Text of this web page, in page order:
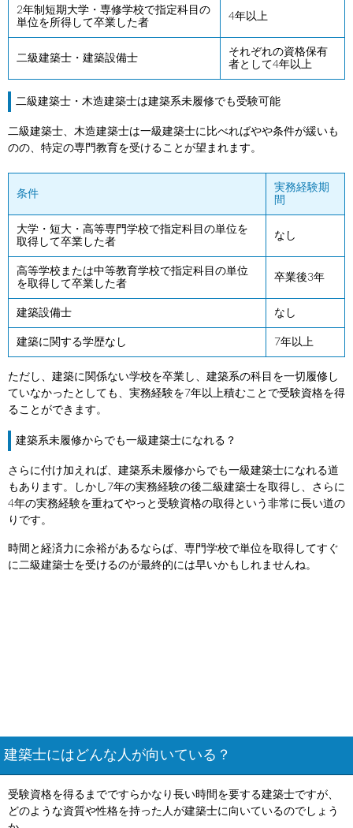
2年制短期大学・専修学校で指定科目の
単位を所得して卒業した者
4年以上
二級建築士・建築設備士
それぞれの資格保有
者として4年以上
二級建築士・木造建築士は建築系未履修でも受験可能
二級建築士、木造建築士は一級建築士に比べればやや条件が緩いも
のの、特定の専門教育を受けることが望まれます。
条件
実務経験期
間
大学・短大・高等専門学校で指定科目の単位を
取得して卒業した者
なし
高等学校または中等教育学校で指定科目の単位
を取得して卒業した者
卒業後3年
建築設備士 なし
建築に関する学歴なし 7年以上
ただし、建築に関係ない学校を卒業し、建築系の科目を一切履修し
ていなかったとしても、実務経験を7年以上積むことで受験資格を得
ることができます。
建築系未履修からでも一級建築士になれる？
さらに付け加えれば、建築系未履修からでも一級建築士になれる道
もあります。しかし7年の実務経験の後二級建築士を取得し、さらに
4年の実務経験を重ねてやっと受験資格の取得という非常に長い道の
りです。
時間と経済力に余裕があるならば、専門学校で単位を取得してすぐ
に二級建築士を受けるのが最終的には早いかもしれませんね。
建築士にはどんな人が向いている？
受験資格を得るまでですらかなり長い時間を要する建築士ですが、
どのような資質や性格を持った人が建築士に向いているのでしょう